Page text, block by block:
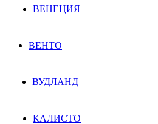
ВЕНЕЦИЯ
ВЕНТО
ВУДЛАНД
КАЛИСТО